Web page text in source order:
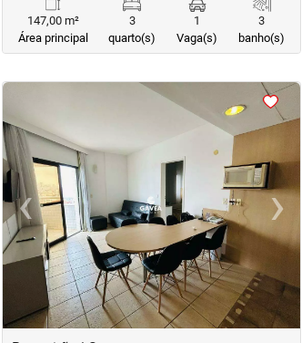
147,00 m²
Área principal
3
quarto(s)
1
Vaga(s)
3
banho(s)
<
‹Previous ›Next